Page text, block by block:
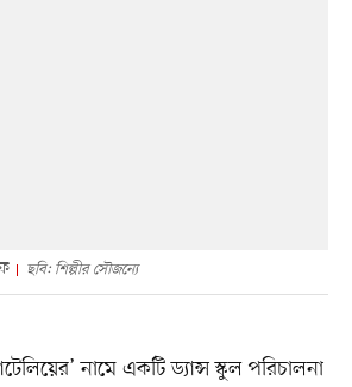
ছবি: শিল্পীর সৌজন্যে
নামে একটি ড্যান্স স্কুল পরিচালনা